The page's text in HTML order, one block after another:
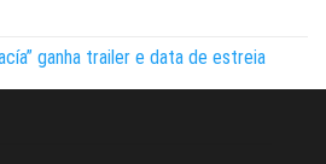
ganha trailer e data de estreia